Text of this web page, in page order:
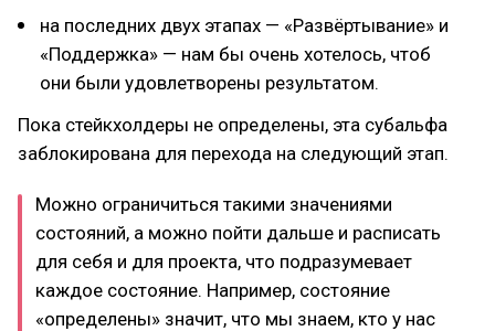
на последних двух этапах — «Развёртывание» и
«Поддержка» — нам бы очень хотелось, чтоб
они были удовлетворены результатом.
Пока стейкхолдеры не определены, эта субальфа
заблокирована для перехода на следующий этап.
Можно ограничиться такими значениями
состояний, а можно пойти дальше и расписать
для себя и для проекта, что подразумевает
каждое состояние. Например, состояние
«определены» значит, что мы знаем, кто у нас